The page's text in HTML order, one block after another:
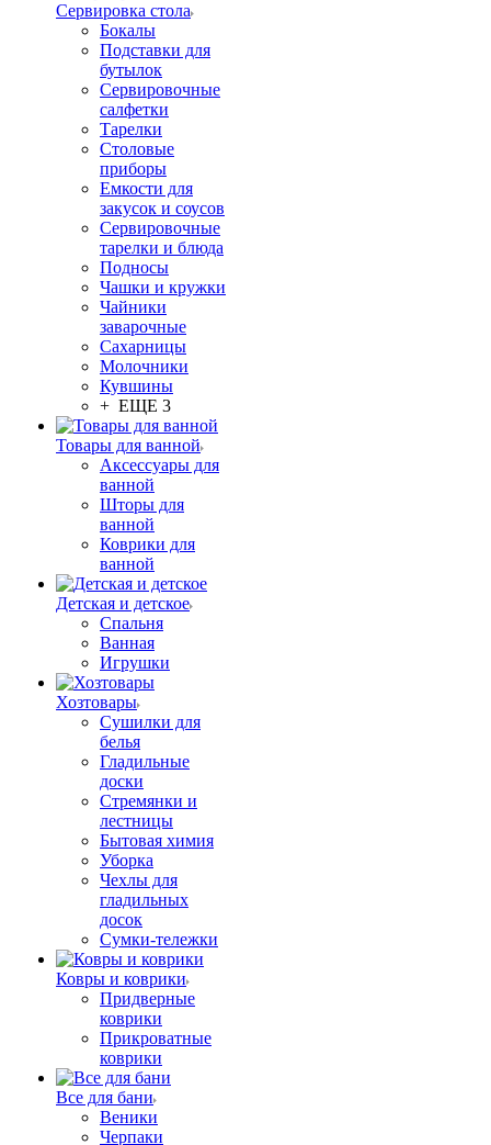
Сервировка стола
Бокалы
Подставки для
бутылок
Сервировочные
салфетки
Тарелки
Столовые
приборы
Емкости для
закусок и соусов
Сервировочные
тарелки и блюда
Подносы
Чашки и кружки
Чайники
заварочные
Сахарницы
Молочники
Кувшины
+ ЕЩЕ 3
Товары для ванной
Аксессуары для
ванной
Шторы для
ванной
Коврики для
ванной
Детская и детское
Спальня
Ванная
Игрушки
Хозтовары
Сушилки для
белья
Гладильные
доски
Стремянки и
лестницы
Бытовая химия
Уборка
Чехлы для
гладильных
досок
Сумки-тележки
Ковры и коврики
Придверные
коврики
Прикроватные
коврики
Все для бани
Веники
Черпаки